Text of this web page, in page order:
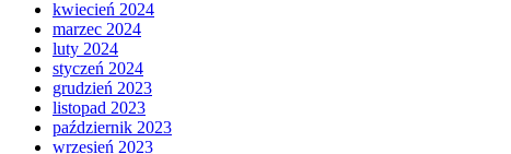
kwiecień 2024
marzec 2024
luty 2024
styczeń 2024
grudzień 2023
listopad 2023
październik 2023
wrzesień 2023